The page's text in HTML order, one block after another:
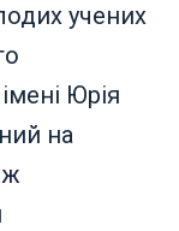
учених
Юрія
на